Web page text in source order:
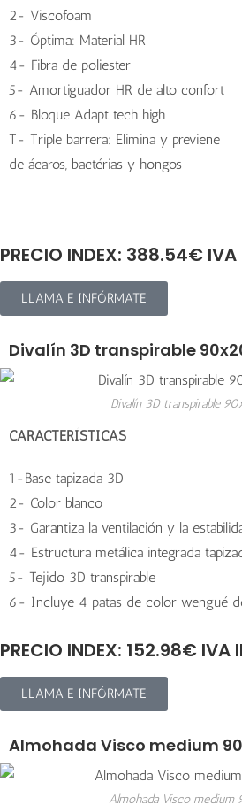
2- Viscofoam
3- Óptima: Material HR
4- Fibra de poliester
5- Amortiguador HR de alto confort
6- Bloque Adapt tech high
T- Triple barrera: Elimina y previene
de ácaros, bactérias y hongos
PRECIO INDEX: 388.54€ IVA
LLAMA E INFÓRMATE
Divalín 3D transpirable
Divalín 3D transpirable
CARACTERÍSTICAS
1-Base tapizada 3D
2- Color blanco
3- Garantiza la ventilación y la
4- Estructura metálica integrada
5- Tejido 3D transpirable
6- Incluye 4 patas de color wengué
PRECIO INDEX: 152.98€ IVA
LLAMA E INFÓRMATE
Almohada Visco medium
Almohada Visco medium